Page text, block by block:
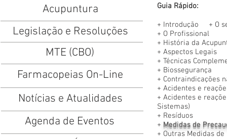
Acupuntura
Legislação e Resoluções
MTE (CBO)
Farmacopeias On-Line
Notícias e Atualidades
Agenda de Eventos
Guia Rápido:
+ Introdução + O
+ O Profissional
+ História da
+ Aspectos Legais
+ Técnicas
+ Biossegurança
+ Contraindicações
+ Acidentes e
+ Acidentes e
Sistemas)
+ Resíduos
+ Medidas de
+ Outras Medidas